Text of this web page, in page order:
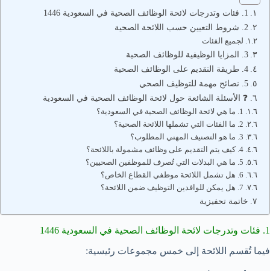
1. فئات وتدرجات لائحة الوظائف الصحية في السعودية 1446
2. شروط التعيين حسب اللائحة الصحية
لجميع الفئات
3. المزايا الوظيفية للوظائف الصحية
4. طريقة التقديم على الوظائف الصحية
5. نصائح مهمة للتوظيف الصحي
❓ الأسئلة الشائعة حول لائحة الوظائف الصحية في السعودية
1. ما هي لائحة الوظائف الصحية في السعودية؟
2. ما الفئات التي تشملها اللائحة الصحية؟
3. ما هو التصنيف المهني المطلوب؟
4. كيف يتم التقديم على وظائف مشمولة باللائحة؟
5. ما هي البدلات التي تُصرف للموظفين الصحيين؟
6. هل تشمل اللائحة موظفي القطاع الخاص؟
7. هل يمكن للوافدين التوظيف ضمن اللائحة؟
خاتمة تحفيزية
1. فئات وتدرجات لائحة الوظائف الصحية في السعودية 1446
فيما تُقسم اللائحة إلى خمس مجموعات رئيسية: